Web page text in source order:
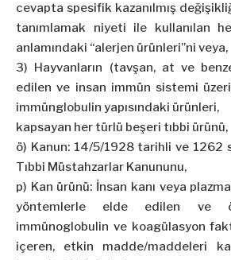
cevapta spesifik kazanılmış
tanımlamak niyeti ile kullanılan
anlamındaki “alerjen ürünleri”ni veya,
3) Hayvanların (tavşan, at ve
edilen ve insan immün sistemi
immünglobulin yapısındaki ürünleri,
kapsayan her türlü beşeri tıbbi ürünü,
ö) Kanun: 14/5/1928 tarihli ve 1262
Tıbbi Müstahzarlar Kanununu,
p) Kan ürünü: İnsan kanı veya
yöntemlerle elde edilen ve
immünoglobulin ve koagülasyon
içeren, etkin madde/maddeleri